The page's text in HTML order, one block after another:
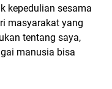
kepedulian sesama
masyarakat yang
tentang saya,
manusia bisa